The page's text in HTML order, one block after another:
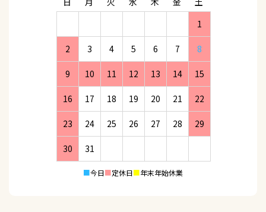
1
2 3 4 5 6 7 8
9 10 11 12 13 14 15
16 17 18 19 20 21 22
23 24 25 26 27 28 29
30 31
■今日■定休日■年末年始休業